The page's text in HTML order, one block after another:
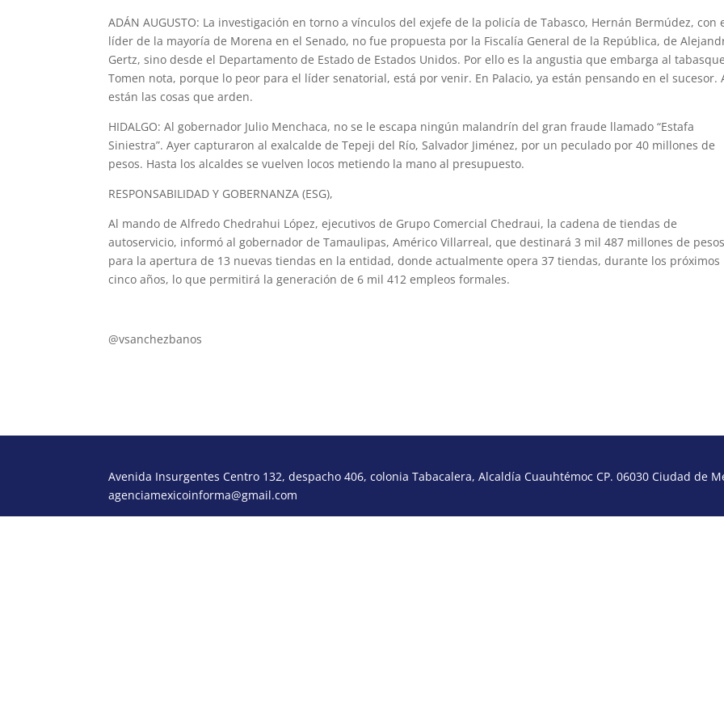
ADÁN AUGUSTO: La investigación en torno a vínculos del exjefe de la policía de Tabasco, Hernán Bermúdez, con
líder de la mayoría de Morena en el Senado, no fue propuesta por la Fiscalía General de la República, de
Gertz, sino desde el Departamento de Estado de Estados Unidos. Por ello es la angustia que embarga al
Tomen nota, porque lo peor para el líder senatorial, está por venir. En Palacio, ya están pensando en el sucesor.
están las cosas que arden.
HIDALGO: Al gobernador Julio Menchaca, no se le escapa ningún malandrín del gran fraude llamado “Estafa
Siniestra”. Ayer capturaron al exalcalde de Tepeji del Río, Salvador Jiménez, por un peculado por 40 millones de
pesos. Hasta los alcaldes se vuelven locos metiendo la mano al presupuesto.
RESPONSABILIDAD Y GOBERNANZA (ESG),
Al mando de Alfredo Chedrahui López, ejecutivos de Grupo Comercial Chedraui, la cadena de tiendas de
autoservicio, informó al gobernador de Tamaulipas, Américo Villarreal, que destinará 3 mil 487 millones de pesos
para la apertura de 13 nuevas tiendas en la entidad, donde actualmente opera 37 tiendas, durante los próximos
cinco años, lo que permitirá la generación de 6 mil 412 empleos formales.
@vsanchezbanos
Avenida Insurgentes Centro 132, despacho 406, colonia Tabacalera, Alcaldía Cuauhtémoc CP. 06030 Ciudad de
agenciamexicoinforma@gmail.com